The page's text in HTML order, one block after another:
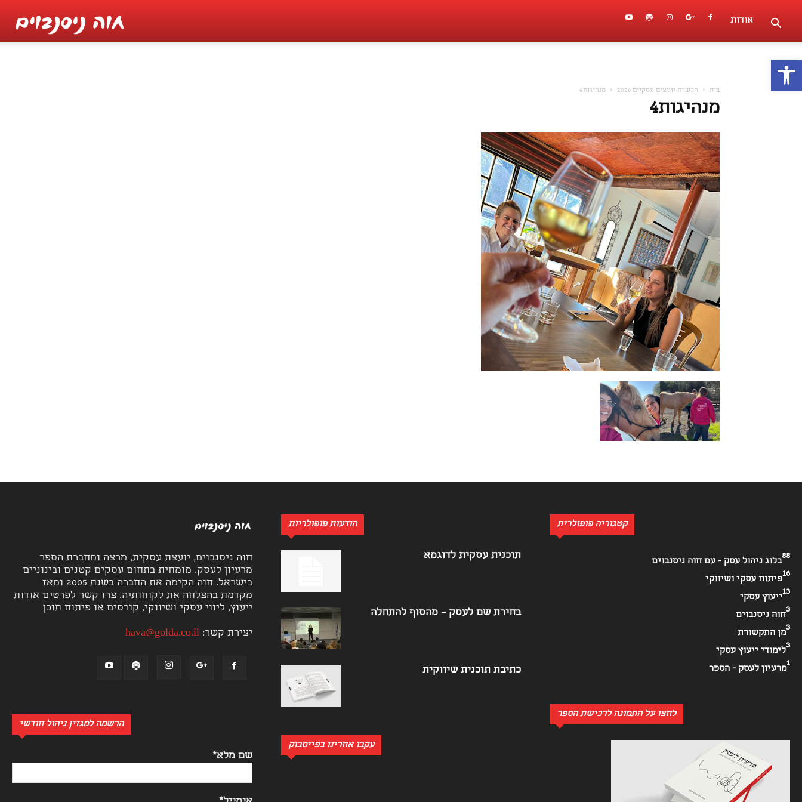
פתח סרגל נגישות
אודות
בית הכשרת יועצים עסקיים 2026 מנהיגות4
מנהיגות4
חוה ניסנבוים, יועצת עסקית, מרצה ומחברת הספר
מרעיון לעסק. מומחית בתחום עסקים קטנים ובינוניים
בישראל. חוה הקימה את החברה בשנת 2005 ומאז
מקדמת בהצלחה את לקוחותיה. צרו קשר לפרטים אודות
ייעוץ, ליווי עסקי ושיווקי, קורסים או פיתוח תוכן
יצירת קשר:hava@golda.co.il
הרשמה למגזין ניהול חודשי
שם מלא*
הודעות פופולריות
תוכנית עסקית לדוגמא
בחירת שם לעסק – מהסוף להתחלה
כתיבת תוכנית שיווקית
עקבו אחרינו בפייסבוק
קטגוריה פופולרית
בלוג ניהול עסק - עם חוה ניסנבוים
88
פיתוח עסקי ושיווקי
16
ייעוץ עסקי
13
חוה ניסנבוים
3
מן התקשורת
3
לימודי ייעוץ עסקי
3
מרעיון לעסק - הספר
1
לחצו על התמונה לרכישת הספר